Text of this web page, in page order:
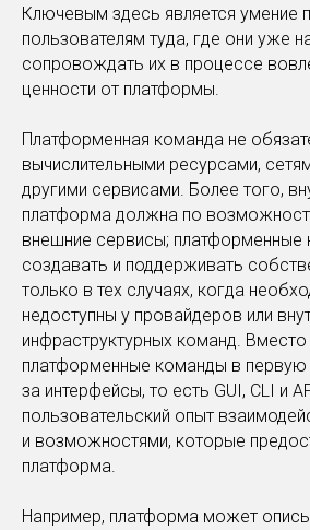
Ключевым здесь является умение
пользователям туда, где они уже
сопровождать их в процессе
ценности от платформы.
Платформенная команда не
вычислительными ресурсами,
другими сервисами. Более того,
платформа должна по
внешние сервисы;
создавать и поддерживать
только в тех случаях, когда
недоступны у провайдеров или
инфраструктурных команд. Вместо
платформенные команды в
за интерфейсы, то есть GUI, CLI и
пользовательский опыт
и возможностями, которые
платформа.
Например, платформа может